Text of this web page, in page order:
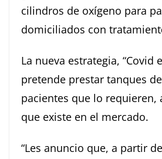
cilindros de oxígeno para
domiciliados con
La nueva estrategia, “Covid
pretende prestar tanques
pacientes que lo requieren,
que existe en el mercado.
“Les anuncio que, a partir